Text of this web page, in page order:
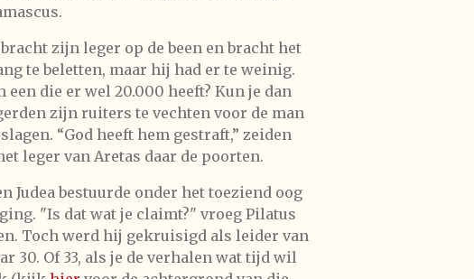
zijn leger op de been en bracht het
te beletten, maar hij had er te weinig.
die er wel 20.000 heeft? Kun je dan
zijn ruiters te vechten voor de man
“God heeft hem gestraft,” zeiden
leger van Aretas daar de poorten.
Judea bestuurde onder het toeziend oog
"Is dat wat je claimt?" vroeg Pilatus
Toch werd hij gekruisigd als leider van
30. Of 33, als je de verhalen wat tijd wil